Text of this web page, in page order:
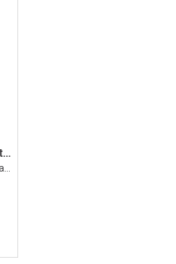
Katalog Lekeplass & Utemiljø 2026